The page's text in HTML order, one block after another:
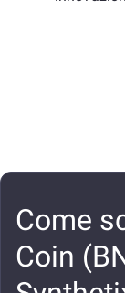
Come
Coin